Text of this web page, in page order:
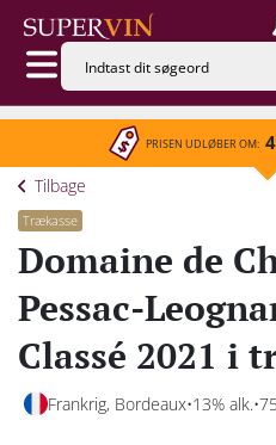
PRISEN UDLØBER OM: 4
Tilbage
Trækasse
Domaine de
Pessac-
Classé 2021 i
Frankrig, Bordeaux 13% alk.